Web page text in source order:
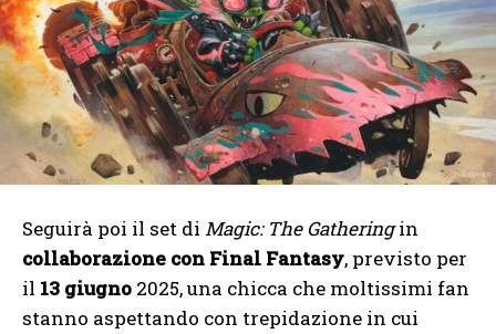
Seguirà poi il set di Magic: The Gatheringin
collaborazione con Final Fantasy, previsto per
il 13 giugno 2025, una chicca che moltissimi fan
stanno aspettando con trepidazione in cui